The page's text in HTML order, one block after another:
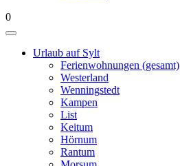
0
Urlaub auf Sylt
Ferienwohnungen (gesamt)
Westerland
Wenningstedt
Kampen
List
Keitum
Hörnum
Rantum